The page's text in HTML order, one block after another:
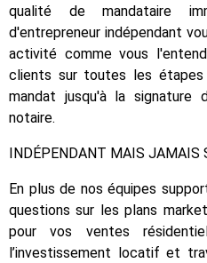
qualité de mandataire
d'entrepreneur indépendant
activité comme vous
clients sur toutes les
mandat jusqu'à la
notaire.
INDÉPENDANT MAIS JAMAIS
En plus de nos équipes
questions sur les plans
pour vos ventes
l’investissement locatif et